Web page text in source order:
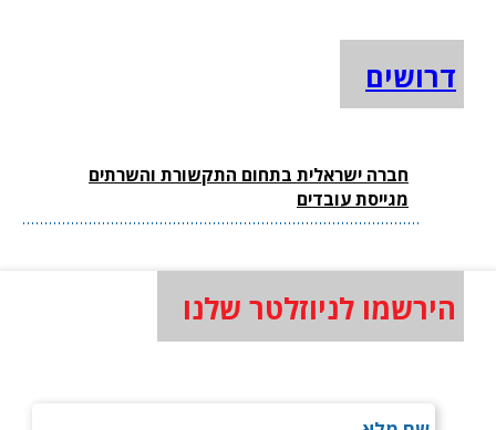
דרושים
חברה ישראלית בתחום התקשורת והשרתים
מגייסת עובדים
הירשמו לניוזלטר שלנו